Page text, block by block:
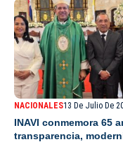
NACIONALES13 De Julio De
INAVI conmemora 65
transparencia,